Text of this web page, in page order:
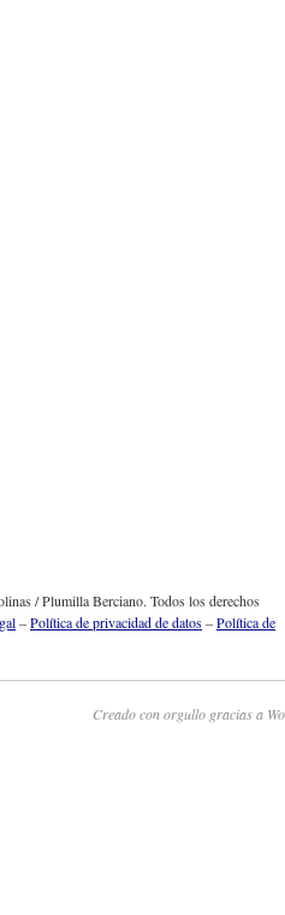
/ Plumilla Berciano. Todos los derechos
–Política de privacidad de datos–Política de
Creado con orgullo gracias a